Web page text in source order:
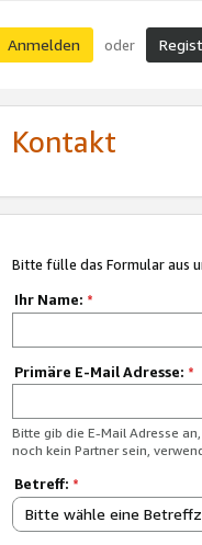
Anmelden oder
Kontakt
Bitte fülle das Formular aus
Ihr Name: *
Primäre E-Mail Adresse: *
Bitte gib die E-Mail Adresse
noch kein Partner sein,
Betreff: *
Bitte wähle eine